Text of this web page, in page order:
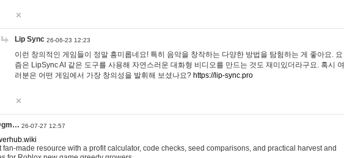
Lip Sync 26-06-23 12:23
이런 창의적인 게임들이 정말 흥미롭네요! 특히 음악을 창작하는 다양한 방법을 탐험하는 게 좋아요. 요
즘은 LipSync AI 같은 도구를 사용해 자연스러운 대화형 비디오를 만드는 것도 재미있더라구요. 혹시 여
러분은 어떤 게임에서 가장 창의성을 발휘해 보셨나요? https://lip-sync.pro
26-07-27 12:57
made resource with a profit calculator, code checks, seed comparisons, and practical harvest and